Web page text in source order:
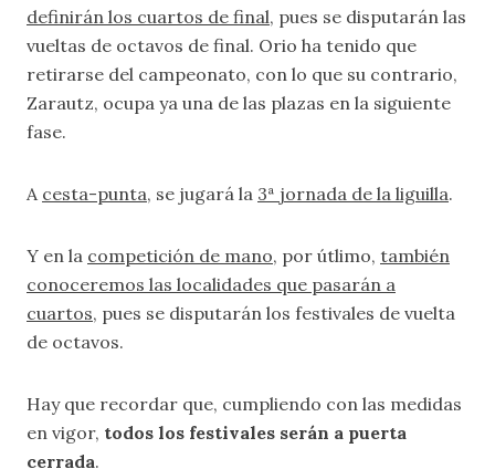
definirán los cuartos de final, pues se disputarán las
vueltas de octavos de final. Orio ha tenido que
retirarse del campeonato, con lo que su contrario,
Zarautz, ocupa ya una de las plazas en la siguiente
fase.
A cesta-punta, se jugará la 3ª jornada de la liguilla.
Y en la competición de mano, por útlimo, también
conoceremos las localidades que pasarán a
cuartos, pues se disputarán los festivales de vuelta
de octavos.
Hay que recordar que, cumpliendo con las medidas
en vigor, todos los festivales serán a puerta
cerrada.